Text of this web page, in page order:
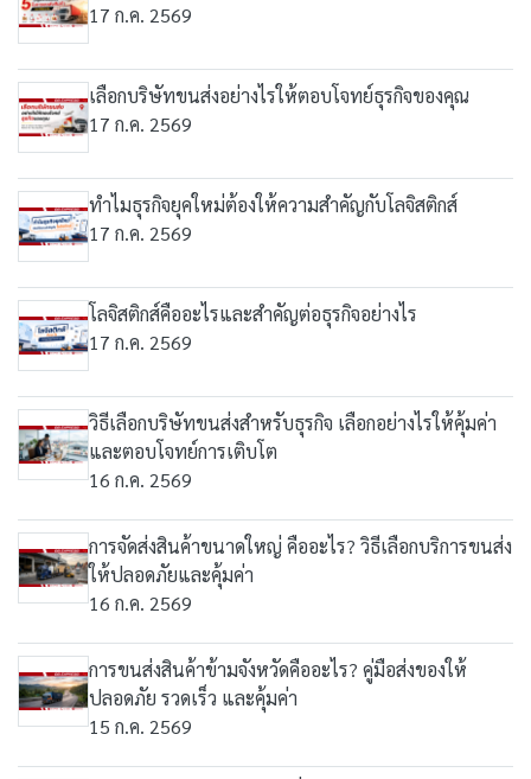
17 ก.ค. 2569
เลือกบริษัทขนส่งอย่างไรให้ตอบโจทย์ธุรกิจของคุณ
17 ก.ค. 2569
ทำไมธุรกิจยุคใหม่ต้องให้ความสำคัญกับโลจิสติกส์
17 ก.ค. 2569
โลจิสติกส์คืออะไรและสำคัญต่อธุรกิจอย่างไร
17 ก.ค. 2569
วิธีเลือกบริษัทขนส่งสำหรับธุรกิจ เลือกอย่างไรให้คุ้มค่า
และตอบโจทย์การเติบโต
16 ก.ค. 2569
การจัดส่งสินค้าขนาดใหญ่ คืออะไร? วิธีเลือกบริการขนส่ง
ให้ปลอดภัยและคุ้มค่า
16 ก.ค. 2569
การขนส่งสินค้าข้ามจังหวัดคืออะไร? คู่มือส่งของให้
ปลอดภัย รวดเร็ว และคุ้มค่า
15 ก.ค. 2569